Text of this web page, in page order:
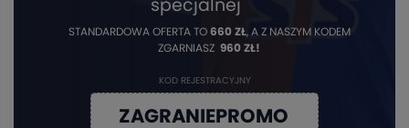
specjalnej
STANDARDOWA OFERTA TO 660 ZŁ, A Z NASZYM KODEM
ZGARNIASZ 960 ZŁ!
KOD REJESTRACYJNY
ZAGRANIEPROMO